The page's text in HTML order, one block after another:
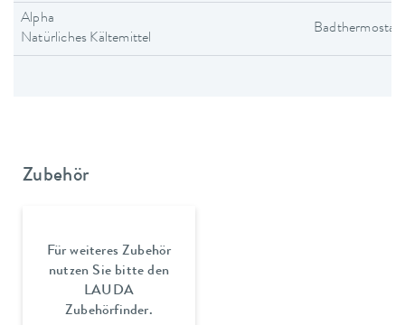
Alpha
Natürliches Kältemittel
Zubehör
Für weiteres Zubehör
nutzen Sie bitte den
LAUDA
Zubehörfinder.